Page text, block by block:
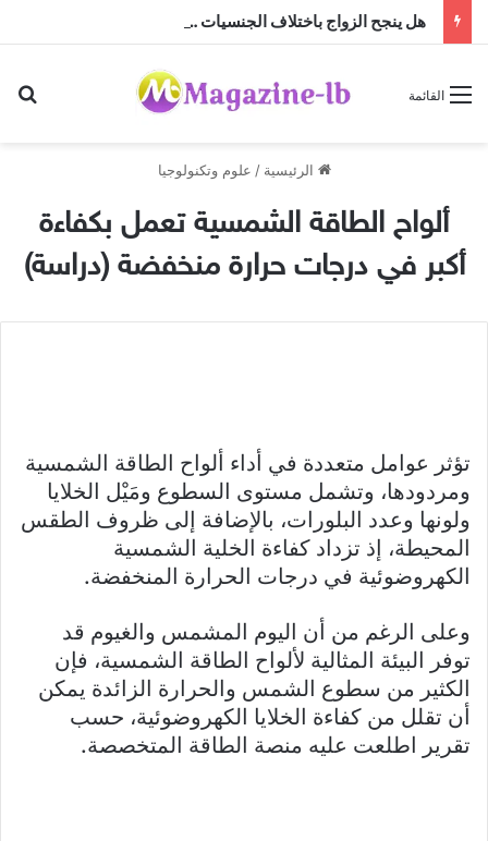
القائمة
الرئيسية / علوم وتكنولوجيا
ألواح الطاقة الشمسية تعمل بكفاءة
أكبر في درجات حرارة منخفضة (دراسة)
تؤثر عوامل متعددة في أداء ألواح الطاقة الشمسية
ومردودها، وتشمل مستوى السطوع ومَيْل الخلايا
ولونها وعدد البلورات، بالإضافة إلى ظروف الطقس
المحيطة، إذ تزداد كفاءة الخلية الشمسية
الكهروضوئية في درجات الحرارة المنخفضة.
وعلى الرغم من أن اليوم المشمس والغيوم قد
توفر البيئة المثالية لألواح الطاقة الشمسية، فإن
الكثير من سطوع الشمس والحرارة الزائدة يمكن
أن تقلل من كفاءة الخلايا الكهروضوئية، حسب
تقرير اطلعت عليه منصة الطاقة المتخصصة.